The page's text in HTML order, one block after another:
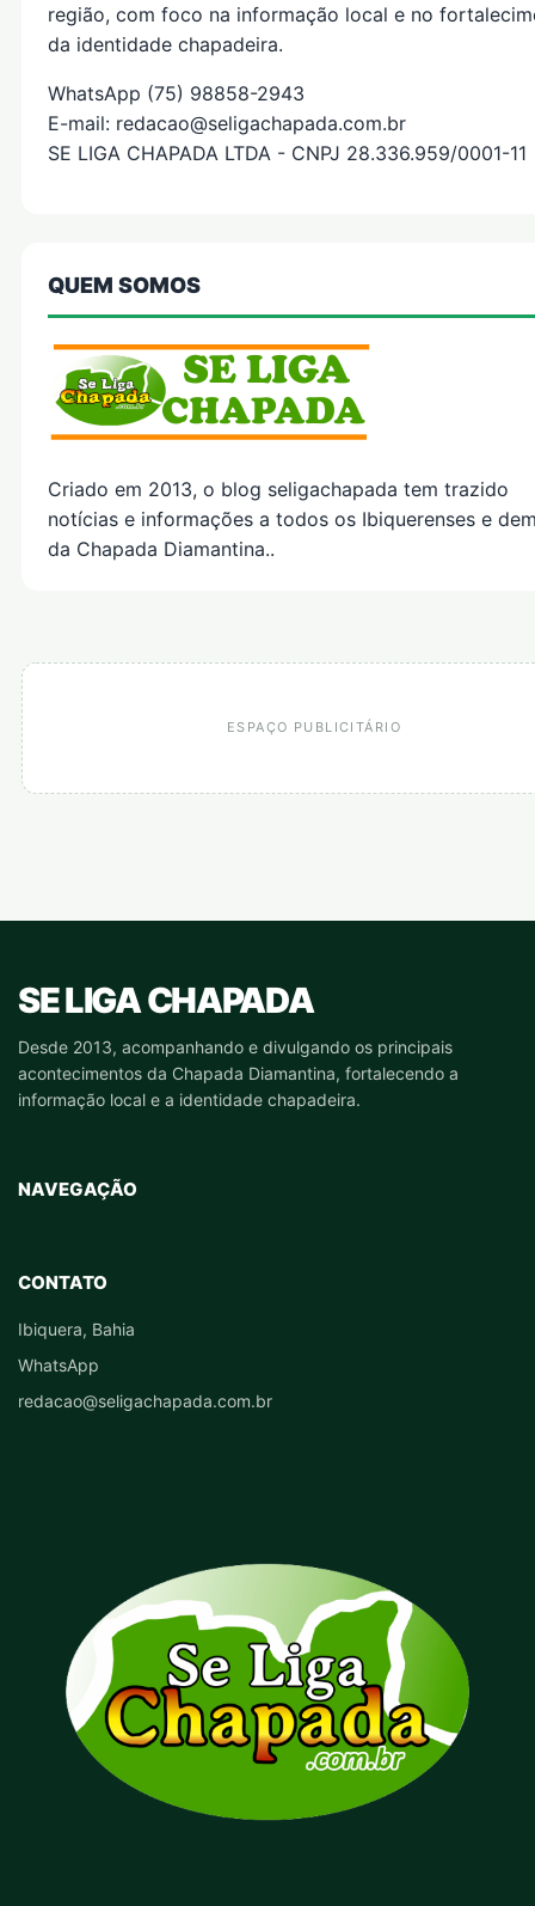
região, com foco na informação local e no
da identidade chapadeira.
WhatsApp (75) 98858-2943
E-mail: redacao@seligachapada.com.br
SE LIGA CHAPADA LTDA - CNPJ 28.336.959/0001-11
QUEM SOMOS
Criado em 2013, o blog seligachapada tem trazido
notícias e informações a todos os Ibiquerenses e
da Chapada Diamantina..
ESPAÇO PUBLICITÁRIO
SE LIGA CHAPADA
Desde 2013, acompanhando e divulgando os principais
acontecimentos da Chapada Diamantina, fortalecendo a
informação local e a identidade chapadeira.
NAVEGAÇÃO
CONTATO
Ibiquera, Bahia
WhatsApp
redacao@seligachapada.com.br